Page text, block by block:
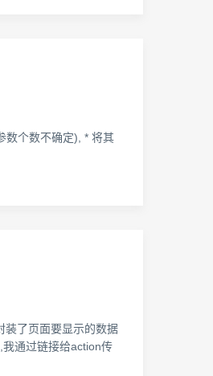
数个数不确定), * 将其
装了页面要显示的数据
通过链接给action传